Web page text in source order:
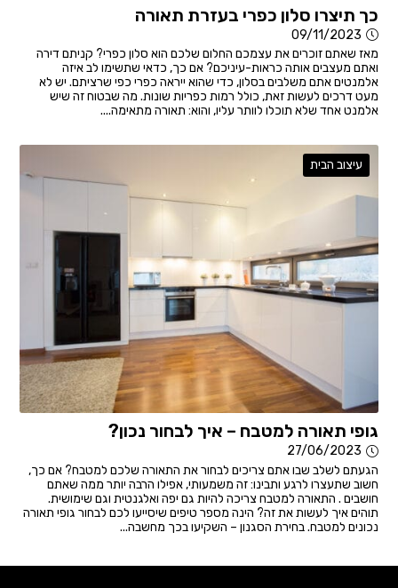
כך תיצרו סלון כפרי בעזרת תאורה
09/11/2023
מאז שאתם זוכרים את עצמכם החלום שלכם הוא סלון כפרי? קניתם דירה
ואתם מעצבים אותה כראות-עיניכם? אם כך, כדאי שתשימו לב איזה
אלמנטים אתם משלבים בסלון, כדי שהוא ייראה כפרי כפי שרציתם. יש לא
מעט דרכים לעשות זאת, כולל רמות כפריות שונות. מה שבטוח זה שיש
אלמנט אחד שלא תוכלו לוותר עליו, והוא: תאורה מתאימה....
עיצוב הבית
גופי תאורה למטבח – איך לבחור נכון?
27/06/2023
הגעתם לשלב שבו אתם צריכים לבחור את התאורה שלכם למטבח? אם כך,
חשוב שתעצרו לרגע ותבינו: זה משמעותי, אפילו הרבה יותר ממה שאתם
חושבים . התאורה למטבח צריכה להיות גם יפה ואלגנטית וגם שימושית.
תוהים איך לעשות את זה? הינה מספר טיפים שיסייעו לכם לבחור גופי תאורה
נכונים למטבח. בחירת הסגנון – השקיעו בכך מחשבה...